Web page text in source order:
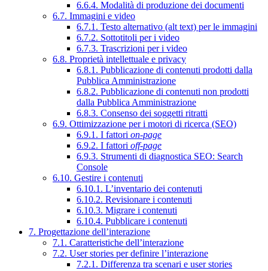
6.6.4. Modalità di produzione dei documenti
6.7. Immagini e video
6.7.1. Testo alternativo (alt text) per le immagini
6.7.2. Sottotitoli per i video
6.7.3. Trascrizioni per i video
6.8. Proprietà intellettuale e privacy
6.8.1. Pubblicazione di contenuti prodotti dalla
Pubblica Amministrazione
6.8.2. Pubblicazione di contenuti non prodotti
dalla Pubblica Amministrazione
6.8.3. Consenso dei soggetti ritratti
6.9. Ottimizzazione per i motori di ricerca (SEO)
6.9.1. I fattori on-page
6.9.2. I fattori off-page
6.9.3. Strumenti di diagnostica SEO: Search
Console
6.10. Gestire i contenuti
6.10.1. L’inventario dei contenuti
6.10.2. Revisionare i contenuti
6.10.3. Migrare i contenuti
6.10.4. Pubblicare i contenuti
7. Progettazione dell’interazione
7.1. Caratteristiche dell’interazione
7.2. User stories per definire l’interazione
7.2.1. Differenza tra scenari e user stories